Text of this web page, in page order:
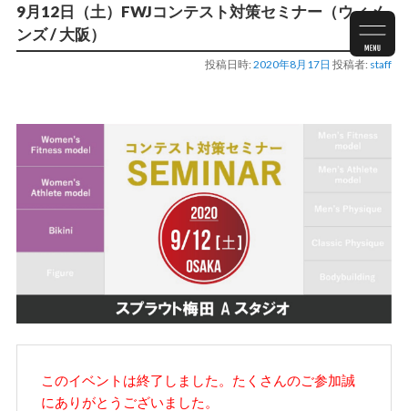
9月12日（土）FWJコンテスト対策セミナー（ウィメ
ンズ / 大阪）
投稿日時:2020年8月17日 投稿者: staff
このイベントは終了しました。たくさんのご参加誠
にありがとうございました。